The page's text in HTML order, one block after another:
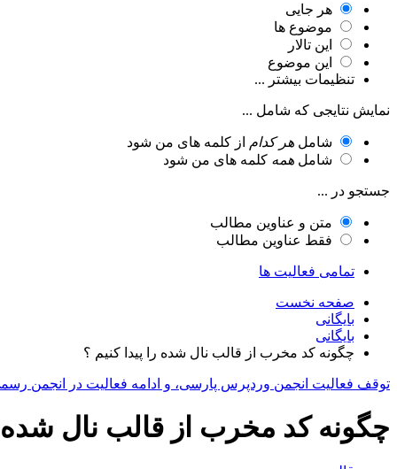
هر جایی
موضوع ها
این تالار
این موضوع
تنظیمات بیشتر ...
نمایش نتایجی که شامل ...
شامل هر کدام از کلمه های من شود
شامل همه کلمه های من شود
جستجو در ...
متن و عناوین مطالب
فقط عناوین مطالب
تمامی فعالیت ها
صفحه نخست
بایگانی
بایگانی
چگونه کد مخرب از قالب نال شده را پیدا کنیم ؟
توقف فعالیت انجمن وردپرس پارسی، و ادامه فعالیت در انجمن
چگونه کد مخرب از قالب نال شده